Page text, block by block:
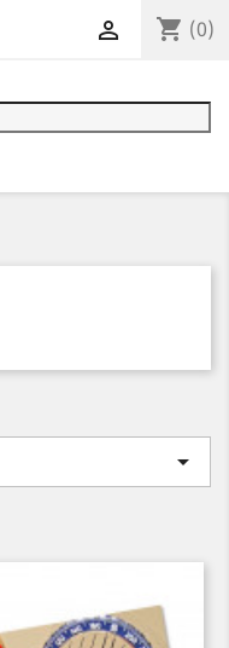
shopping_cart (0)

